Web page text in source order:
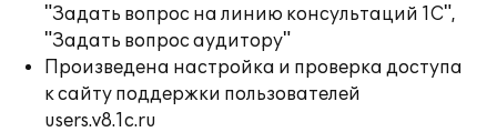
"Задать вопрос на линию консультаций 1С",
"Задать вопрос аудитору"
Произведена настройка и проверка доступа
к сайту поддержки пользователей
users.v8.1c.ru